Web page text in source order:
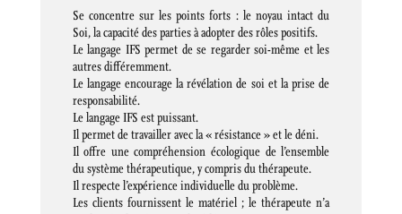
Se concentre sur les points forts : le noyau intact du
Soi, la capacité des parties à adopter des rôles positifs.
Le langage IFS permet de se regarder soi-même et les
autres différemment.
Le langage encourage la révélation de soi et la prise de
responsabilité.
Le langage IFS est puissant.
Il permet de travailler avec la « résistance » et le déni.
Il offre une compréhension écologique de l’ensemble
du système thérapeutique, y compris du thérapeute.
Il respecte l’expérience individuelle du problème.
Les clients fournissent le matériel ; le thérapeute n’a